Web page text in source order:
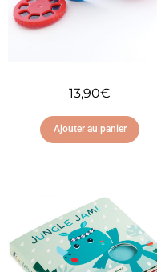
13,90€
Ajouter au panier
Ajouter à ma liste
d'envies